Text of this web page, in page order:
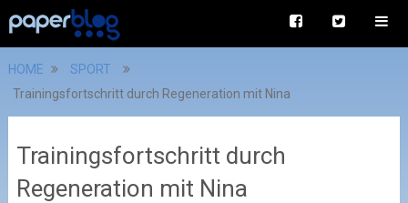
HOME
SPORT
Trainingsfortschritt durch Regeneration mit Nina
Trainingsfortschritt durch
Regeneration mit Nina